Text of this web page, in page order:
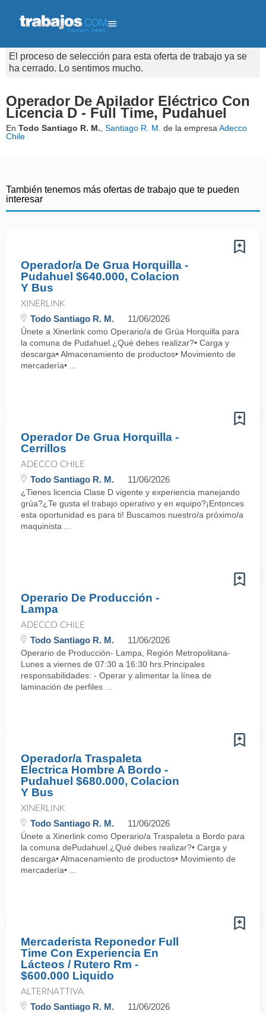
El proceso de selección para esta oferta de trabajo ya se
ha cerrado. Lo sentimos mucho.
Operador De Apilador Eléctrico Con
Licencia D - Full Time, Pudahuel
En Todo Santiago R. M. Santiago R. M. de la empresa Adecco
Chile
También tenemos más ofertas de trabajo que te pueden
interesar
Operador/a De Grua Horquilla -
Pudahuel $640.000, Colacion
Y Bus
XINERLINK
Todo Santiago R. M. 11/06/2026
Únete a Xinerlink como Operario/a de Grúa Horquilla para
la comuna de Pudahuel.¿Qué debes realizar?• Carga y
descarga• Almacenamiento de productos• Movimiento de
mercadería• ...
Operador De Grua Horquilla -
Cerrillos
ADECCO CHILE
Todo Santiago R. M. 11/06/2026
¿Tienes licencia Clase D vigente y experiencia manejando
grúa?¿Te gusta el trabajo operativo y en equipo?¡Entonces
esta oportunidad es para ti! Buscamos nuestro/a próximo/a
maquinista ...
Operario De Producción -
Lampa
ADECCO CHILE
Todo Santiago R. M. 11/06/2026
Operario de Producción- Lampa, Región Metropolitana-
Lunes a viernes de 07:30 a 16:30 hrs.Principales
responsabilidades: - Operar y alimentar la línea de
laminación de perfiles ...
Operador/a Traspaleta
Electrica Hombre A Bordo -
Pudahuel $680.000, Colacion
Y Bus
XINERLINK
Todo Santiago R. M. 11/06/2026
Únete a Xinerlink como Operario/a Traspaleta a Bordo para
la comuna dePudahuel.¿Qué debes realizar?• Carga y
descarga• Almacenamiento de productos• Movimiento de
mercadería• ...
Mercaderista Reponedor Full
Time Con Experiencia En
Lácteos / Rutero Rm -
$600.000 Liquido
ALTERNATTIVA
Todo Santiago R. M. 11/06/2026